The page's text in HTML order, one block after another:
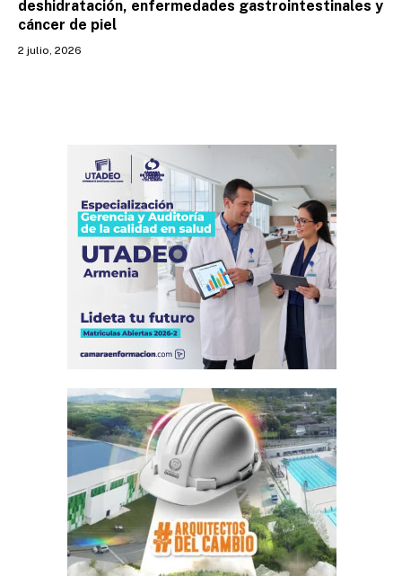
deshidratación, enfermedades gastrointestinales y
cáncer de piel
2 julio, 2026